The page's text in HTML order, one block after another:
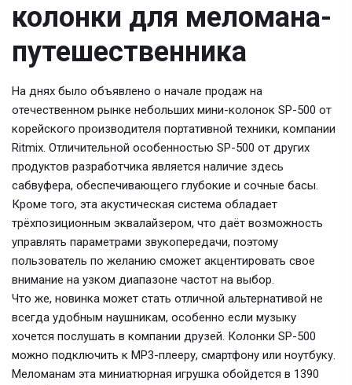
колонки для меломана-
путешественника
На днях было объявлено о начале продаж на
отечественном рынке небольших мини-колонок SP-500 от
корейского производителя портативной техники, компании
Ritmix. Отличительной особенностью SP-500 от других
продуктов разработчика является наличие здесь
сабвуфера, обеспечивающего глубокие и сочные басы.
Кроме того, эта акустическая система обладает
трёхпозиционным эквалайзером, что даёт возможность
управлять параметрами звукопередачи, поэтому
пользователь по желанию сможет акцентировать свое
внимание на узком диапазоне частот на выбор.
Что же, новинка может стать отличной альтернативой не
всегда удобным наушникам, особенно если музыку
хочется послушать в компании друзей. Колонки SP-500
можно подключить к МР3-плееру, смартфону или ноутбуку.
Меломанам эта миниатюрная игрушка обойдется в 1390